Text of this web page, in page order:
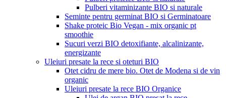
Pulberi vitaminizante BIO si naturale
Seminte pentru germinat BIO si Germinatoare
Shake proteic Bio Vegan - mix organic pt
smoothie
Sucuri verzi BIO detoxifiante, alcalinizante,
energizante
Uleiuri presate la rece si oteturi BIO
Otet cidru de mere bio. Otet de Modena si de vin
organic
Uleiuri presate la rece BIO Organice